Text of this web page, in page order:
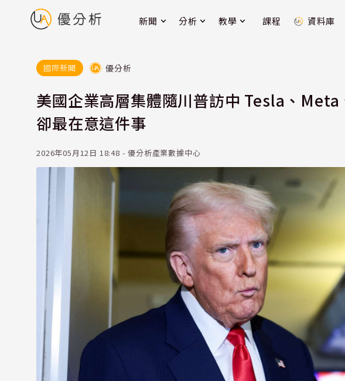
新聞 分析 教學 課程 資料庫
國際新聞 優分析
美國企業高層集體隨川普訪中 Tesla、Meta
卻最在意這件事
2026年05月12日 18:48 - 優分析產業數據中心